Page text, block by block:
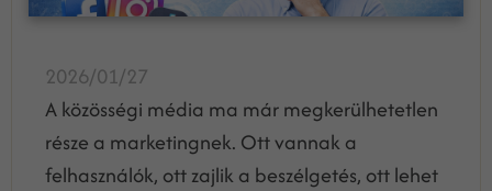
2026/01/27
A közösségi média ma már megkerülhetetlen
része a marketingnek. Ott vannak a
felhasználók, ott zajlik a beszélgetés, ott lehet